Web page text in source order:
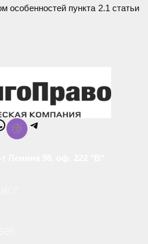
особенностей пункта 2.1 статьи
Telegram